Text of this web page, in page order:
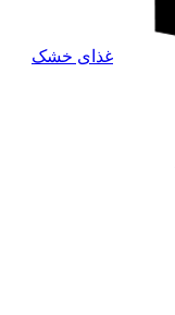
غذای خشک